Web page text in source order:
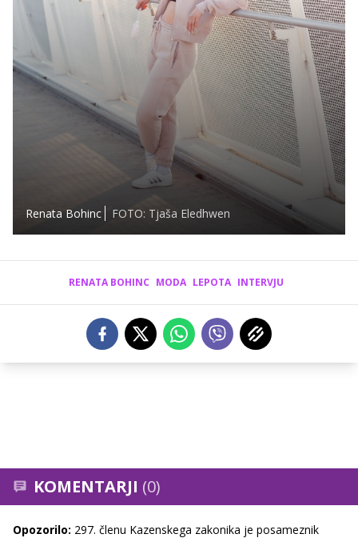
Renata Bohinc FOTO: Tjaša Eledhwen
RENATA BOHINC MODA LEPOTA INTERVJU
KOMENTARJI (0)
Opozorilo: 297. členu Kazenskega zakonika je posameznik